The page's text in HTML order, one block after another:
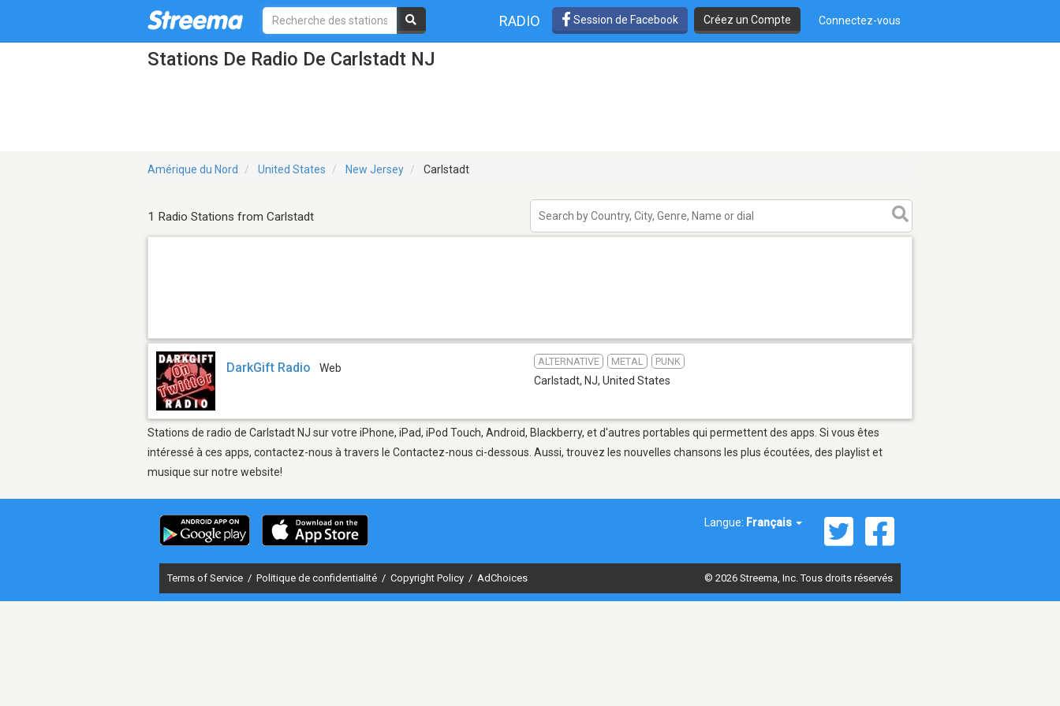
RADIO Session de Facebook Créez un Compte Connectez-vous
Stations De Radio De Carlstadt NJ
Amérique du Nord United States New Jersey Carlstadt
1 Radio Stations from Carlstadt
DarkGift Radio Web
ALTERNATIVE METAL PUNK
Carlstadt, NJ, United States
Stations de radio de Carlstadt NJ sur votre iPhone, iPad, iPod Touch, Android, Blackberry, et d'autres portables qui permettent des apps. Si vous êtes
intéressé à ces apps, contactez-nous à travers le Contactez-nous ci-dessous. Aussi, trouvez les nouvelles chansons les plus écoutées, des playlist et
musique sur notre website!
Langue: Français
Terms of Service / Politique de confidentialité / Copyright Policy / AdChoices © 2026 Streema, Inc. Tous droits réservés